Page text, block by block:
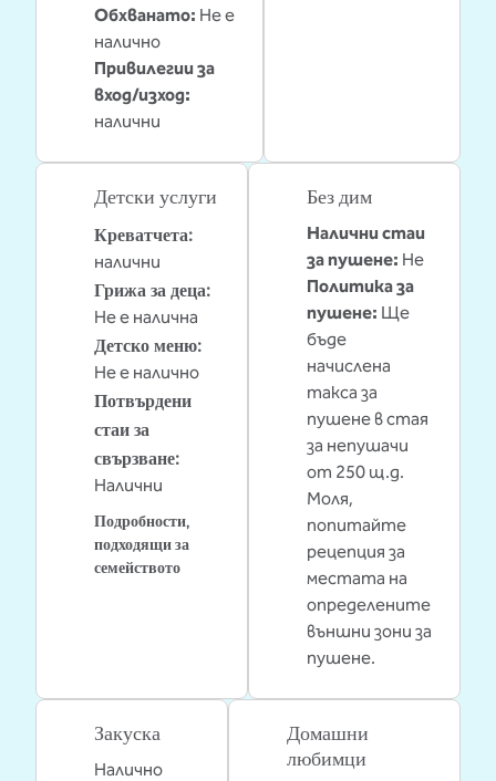
Обхванато: Не е
налично
Привилегии за
вход/изход:
налични
Детски услуги
Креватчета:
налични
Грижа за деца:
Не е налична
Детско меню:
Не е налично
Потвърдени
стаи за
свързване:
Налични
Подробности,
подходящи за
семейството
Без дим
Налични стаи
за пушене: Не
Политика за
пушене: Ще
бъде
начислена
такса за
пушене в стая
за непушачи
от 250 щ.д.
Моля,
попитайте
рецепция за
местата на
определените
външни зони за
пушене.
Закуска
Налично
Домашни
любимци